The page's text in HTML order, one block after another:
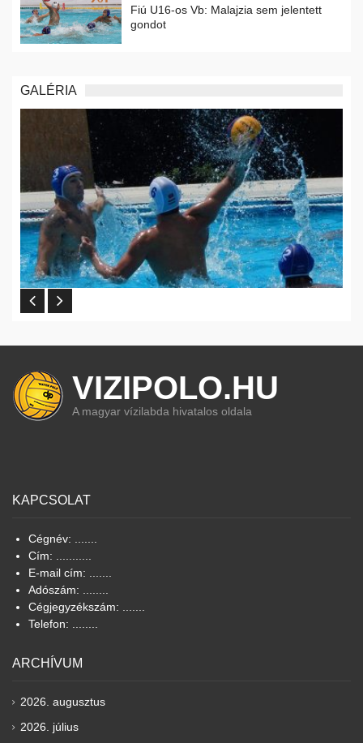
Fiú U16-os Vb: Malajzia sem jelentett
gondot
GALÉRIA
VIZIPOLO.HU
A magyar vízilabda hivatalos oldala
KAPCSOLAT
Cégnév: .......
Cím: ...........
E-mail cím: .......
Adószám: ........
Cégjegyzékszám: .......
Telefon: ........
ARCHÍVUM
2026. augusztus
2026. július